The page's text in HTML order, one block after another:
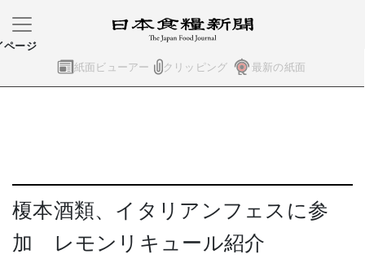
紙面ビューアー クリッピング 最新の紙面
ページ
榎本酒類、イタリアンフェスに参
加 レモンリキュール紹介